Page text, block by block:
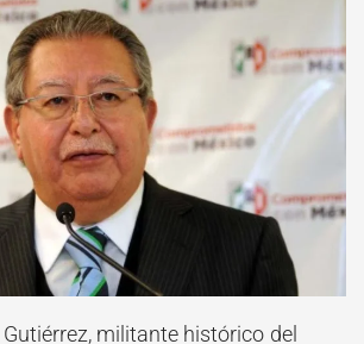
militante histórico del